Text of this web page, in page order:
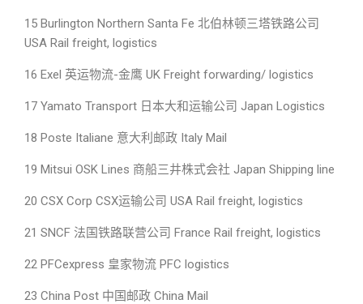
15 Burlington Northern Santa Fe 北伯林顿三塔铁路公司
USA Rail freight, logistics
16 Exel 英运物流-金鹰 UK Freight forwarding/ logistics
17 Yamato Transport 日本大和运输公司 Japan Logistics
18 Poste Italiane 意大利邮政 Italy Mail
19 Mitsui OSK Lines 商船三井株式会社 Japan Shipping line
20 CSX Corp CSX运输公司 USA Rail freight, logistics
21 SNCF 法国铁路联营公司 France Rail freight, logistics
22 PFCexpress 皇家物流 PFC logistics
23 China Post 中国邮政 China Mail